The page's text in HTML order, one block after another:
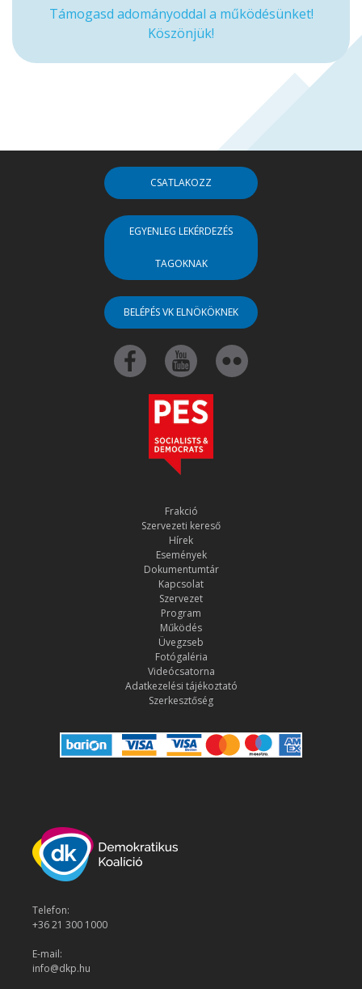
Támogasd adományoddal a működésünket!
Köszönjük!
CSATLAKOZZ
EGYENLEG LEKÉRDEZÉS
TAGOKNAK
BELÉPÉS VK ELNÖKÖKNEK
Frakció
Szervezeti kereső
Hírek
Események
Dokumentumtár
Kapcsolat
Szervezet
Program
Működés
Üvegzseb
Fotógaléria
Videócsatorna
Adatkezelési tájékoztató
Szerkesztőség
Telefon:
+36 21 300 1000
E-mail:
info@dkp.hu